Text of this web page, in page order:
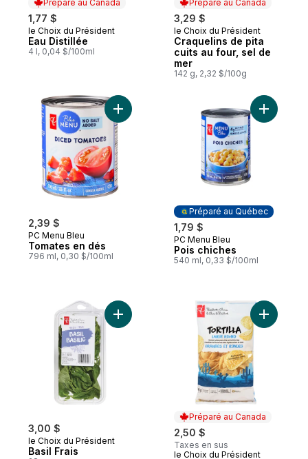
Préparé au Canada
1,77 $
Préparé au Canada
le Choix du Président
Eau Distillée
4 l, 0,04 $/100ml
Préparé au Canada
3,29 $
Préparé au Canada
le Choix du Président
Craquelins de pita
cuits au four, sel de
mer
142 g, 2,32 $/100g
2,39 $
PC Menu Bleu
Tomates en dés
796 ml, 0,30 $/100ml
Ajouter Tomates en dés au panier
Préparé au Québec
1,79 $
Préparé au Québec
PC Menu Bleu
Pois chiches
540 ml, 0,33 $/100ml
3,00 $
le Choix du Président
Basil Frais
Ajouter Basil Frais au panier
Préparé au Canada
2,50 $
Taxes en sus
le Choix du Président